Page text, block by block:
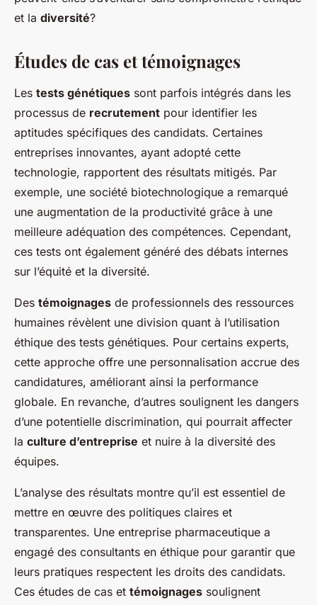
et la diversité?
Études de cas et témoignages
Les tests génétiques sont parfois intégrés dans les
processus de recrutement pour identifier les
aptitudes spécifiques des candidats. Certaines
entreprises innovantes, ayant adopté cette
technologie, rapportent des résultats mitigés. Par
exemple, une société biotechnologique a remarqué
une augmentation de la productivité grâce à une
meilleure adéquation des compétences. Cependant,
ces tests ont également généré des débats internes
sur l’équité et la diversité.
Des témoignages de professionnels des ressources
humaines révèlent une division quant à l’utilisation
éthique des tests génétiques. Pour certains experts,
cette approche offre une personnalisation accrue des
candidatures, améliorant ainsi la performance
globale. En revanche, d’autres soulignent les dangers
d’une potentielle discrimination, qui pourrait affecter
la culture d’entreprise et nuire à la diversité des
équipes.
L’analyse des résultats montre qu’il est essentiel de
mettre en œuvre des politiques claires et
transparentes. Une entreprise pharmaceutique a
engagé des consultants en éthique pour garantir que
leurs pratiques respectent les droits des candidats.
Ces études de cas et témoignages soulignent